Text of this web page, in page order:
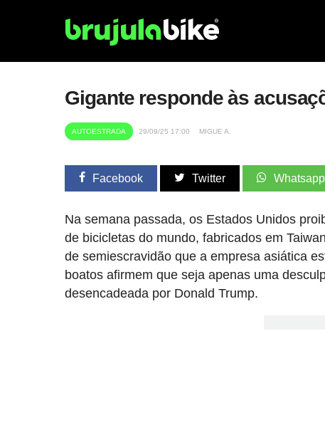
Gigante responde às
AUTOESTRADA 29/09/25 17:00 MIGUE A.
Facebook Twitter Whatsapp
Na semana passada, os Estados Unidos
de bicicletas do mundo, fabricados em
de semiescravidão que a empresa asiática
boatos afirmem que seja apenas uma
desencadeada por Donald Trump.